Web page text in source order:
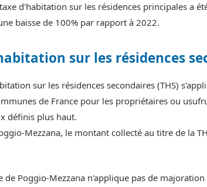
d'habitation sur les résidences principales a
baisse de 100% par rapport à 2022.
sur les résidences
sur les résidences secondaires (THS)
de France pour les propriétaires ou
définis plus haut.
Mezzana, le montant collecté au titre de la
de Poggio-Mezzana n'applique pas de